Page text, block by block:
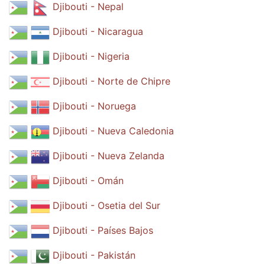
Djibouti - Nepal
Djibouti - Nicaragua
Djibouti - Nigeria
Djibouti - Norte de Chipre
Djibouti - Noruega
Djibouti - Nueva Caledonia
Djibouti - Nueva Zelanda
Djibouti - Omán
Djibouti - Osetia del Sur
Djibouti - Países Bajos
Djibouti - Pakistán